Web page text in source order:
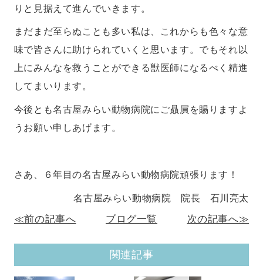
りと見据えて進んでいきます。
まだまだ至らぬことも多い私は、これからも色々な意
味で皆さんに助けられていくと思います。でもそれ以
上にみんなを救うことができる獣医師になるべく精進
してまいります。
今後とも名古屋みらい動物病院にご贔屓を賜りますよ
うお願い申しあげます。
さあ、６年目の名古屋みらい動物病院頑張ります！
名古屋みらい動物病院 院長 石川亮太
≪前の記事へ ブログ一覧 次の記事へ≫
関連記事